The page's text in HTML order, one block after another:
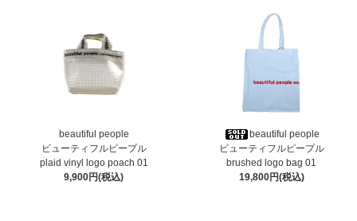
beautiful people
ビューティフルピープル
plaid vinyl logo poach 01
9,900円(税込)
beautiful people
ビューティフルピープル
brushed logo bag 01
19,800円(税込)